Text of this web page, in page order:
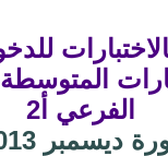
الفرعي أ2
ديسمبر ‏2013